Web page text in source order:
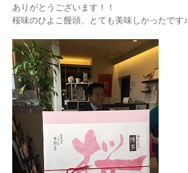
ありがとうございます！！
桜味のひよこ饅頭、とても美味しかったです♪